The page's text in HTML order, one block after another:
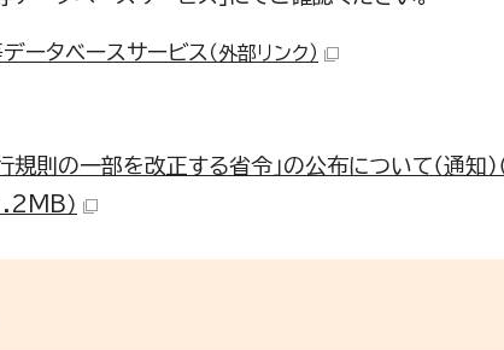
ータベースサービス （外部リンク）
行規則の一部を改正する省令」の公布について（通
）